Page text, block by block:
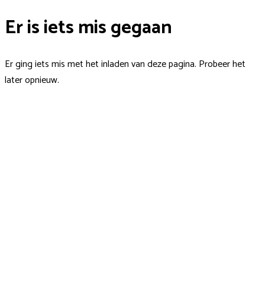
Er is iets mis gegaan
Er ging iets mis met het inladen van deze pagina. Probeer het
later opnieuw.